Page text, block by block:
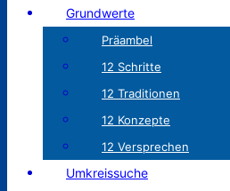
Grundwerte
Präambel
12 Schritte
12 Traditionen
12 Konzepte
12 Versprechen
Umkreissuche